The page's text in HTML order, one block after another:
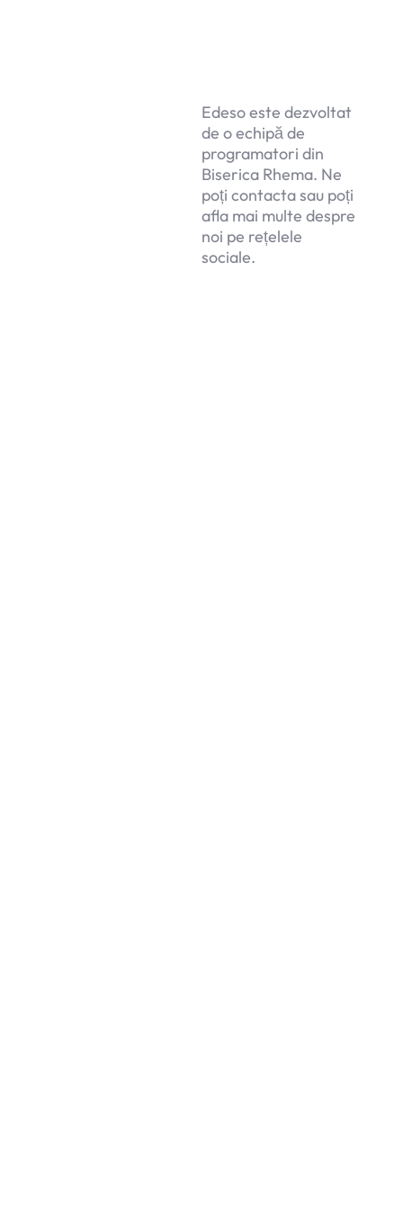
Edeso este dezvoltat
de o echipă de
programatori din
Biserica Rhema. Ne
poți contacta sau poți
afla mai multe despre
noi pe rețelele
sociale.